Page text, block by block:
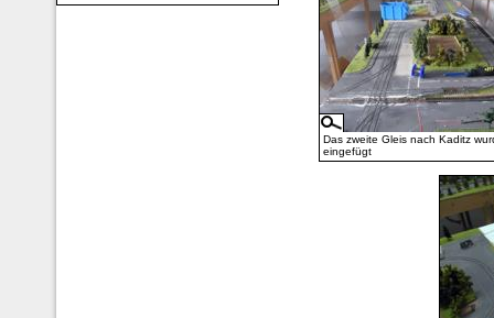
Das zweite Gleis nach Kaditz
eingefügt